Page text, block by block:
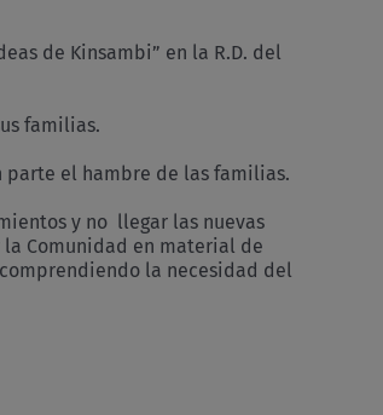
de Kinsambi” en la R.D. del
familias.
parte el hambre de las familias.
y no llegar las nuevas
Comunidad en material de
la necesidad del